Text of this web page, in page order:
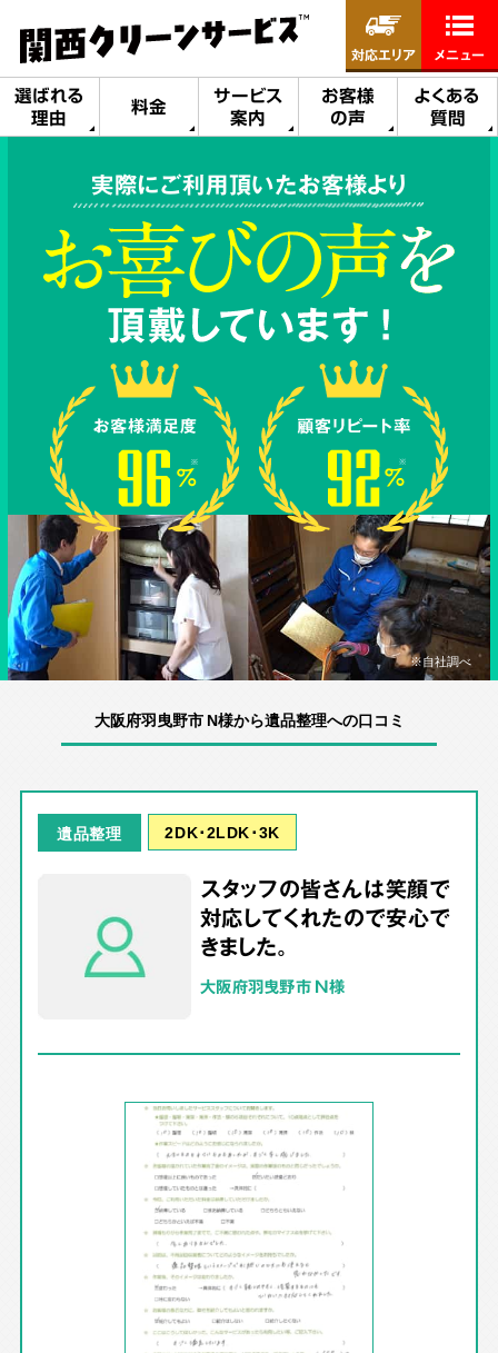
選ばれる
理由
料金
サービス
案内
お客様
の声
よくある
質問
対応エリア メニュー
実際にご利用頂いたお客様より
※自社調べ
大阪府羽曳野市 N様から遺品整理への口コミ
遺品整理 2DK･2LDK･3K
スタッフの皆さんは笑顔で
対応してくれたので安心で
きました。
大阪府羽曳野市 N様